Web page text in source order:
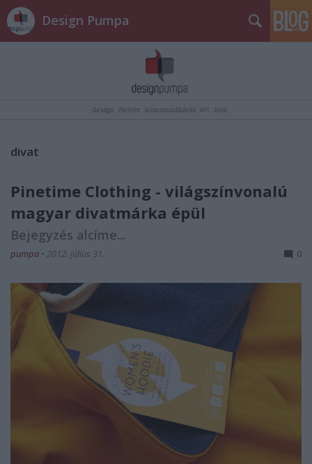
Design Pumpa
divat
Pinetime Clothing - világszínvonalú
magyar divatmárka épül
Bejegyzés alcíme...
pumpa • 2012. július 31. 0